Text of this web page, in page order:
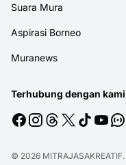
Suara Mura
Aspirasi Borneo
Muranews
Terhubung dengan kami
© 2026 MITRAJASAKREATIF